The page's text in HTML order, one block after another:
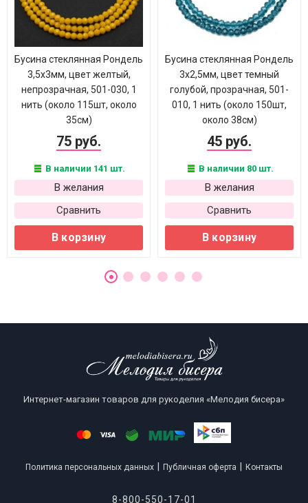
Бусина стеклянная Рондель
3,5х3мм, цвет желтый,
непрозрачная, 501-030, 1
нить (около 115шт, около
35см)
75 руб.
В наличии 141 шт.
В желания
Сравнить
В корзину
Бусина стеклянная Рондель
3х2,5мм, цвет темный
голубой, прозрачная, 501-
010, 1 нить (около 150шт,
около 38см)
45 руб.
В наличии 80 шт.
В желания
Сравнить
В корзину
Интернет-магазин товаров для рукоделия «Мелодия бисера»
Политика персональных данных Публичная оферта Контакты
8-800-550-17-01